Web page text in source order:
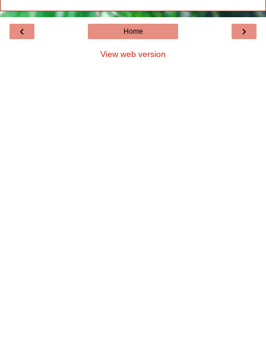
‹ ›
Home
View web version